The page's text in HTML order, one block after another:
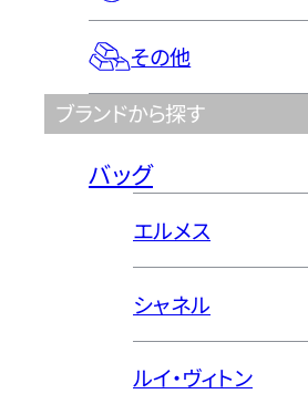
その他
ブランドから探す
バッグ
エルメス
シャネル
ルイ・ヴィトン